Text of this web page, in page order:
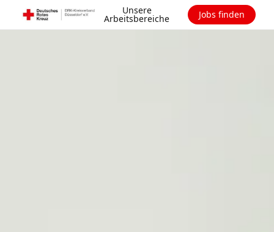
Unsere
Arbeitsbereiche Jobs finden